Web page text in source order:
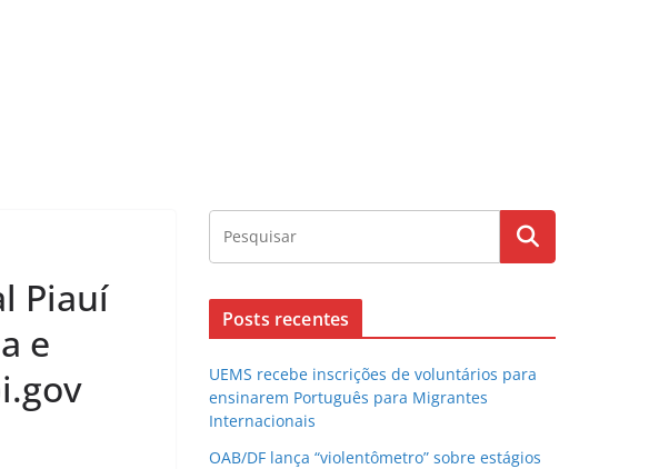
Piauí
e
Posts recentes
UEMS recebe inscrições de voluntários para
ensinarem Português para Migrantes
Internacionais
OAB/DF lança “violentômetro” sobre estágios